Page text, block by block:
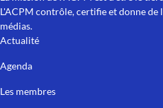
L'ACPM contrôle, certifie et donne de
médias.
Actualité
Agenda
Les membres